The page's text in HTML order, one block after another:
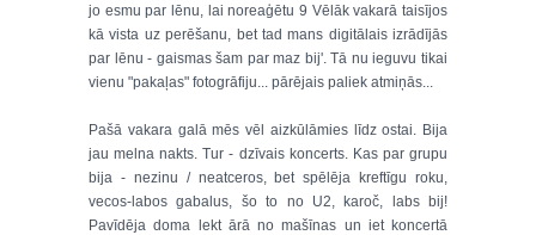
jo esmu par lēnu, lai noreaģētu 9 Vēlāk vakarā taisījos
kā vista uz perēšanu, bet tad mans digitālais izrādījās
par lēnu - gaismas šam par maz bij'. Tā nu ieguvu tikai
vienu "pakaļas" fotogrāfiju... pārējais paliek atmiņās...
Pašā vakara galā mēs vēl aizkūlāmies līdz ostai. Bija
jau melna nakts. Tur - dzīvais koncerts. Kas par grupu
bija - nezinu / neatceros, bet spēlēja kreftīgu roku,
vecos-labos gabalus, šo to no U2, karoč, labs bij!
Pavīdēja doma lekt ārā no mašīnas un iet koncertā